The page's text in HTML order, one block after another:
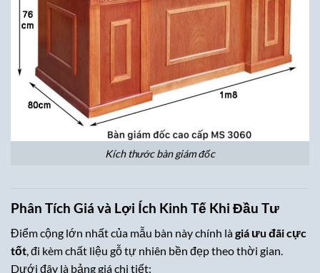
Kích thước bàn giám đốc
Phân Tích Giá và Lợi Ích Kinh Tế Khi Đầu Tư
Điểm cộng lớn nhất của mẫu bàn này chính làgiá ưu đãi cực
tốt, đi kèm chất liệu gỗ tự nhiên bền đẹp theo thời gian.
Dưới đây là bảng giá chi tiết: